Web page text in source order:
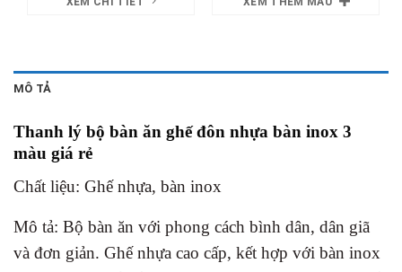
MÔ TẢ
Thanh lý bộ bàn ăn ghế đôn nhựa bàn inox 3
màu giá rẻ
Chất liệu: Ghế nhựa, bàn inox
Mô tả: Bộ bàn ăn với phong cách bình dân, dân giã
và đơn giản. Ghế nhựa cao cấp, kết hợp với bàn inox